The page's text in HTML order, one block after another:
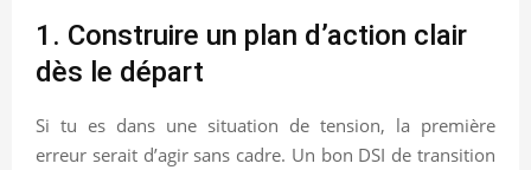
1. Construire un plan d’action clair
dès le départ
Si tu es dans une situation de tension, la première
erreur serait d’agir sans cadre. Un bon DSI de transition